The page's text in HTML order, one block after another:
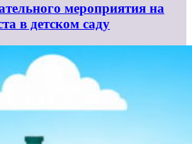
мероприятия на
в детском саду